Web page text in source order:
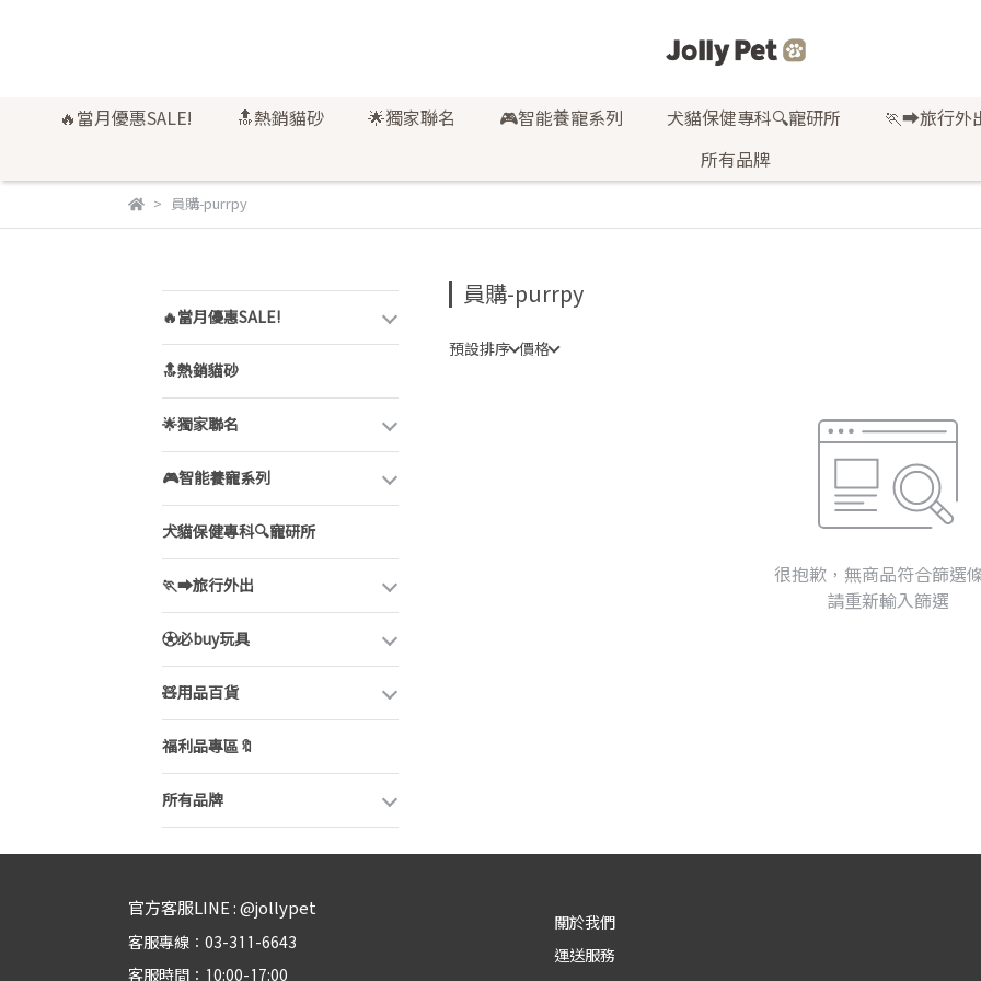
🔥當月優惠SALE! 🔝熱銷貓砂 🌟獨家聯名 🎮智能養寵系列 犬貓保健專科🔍寵研所
🏃‍➡️旅行外
所有品牌
員購-purrpy
🔥當月優惠SALE!
🔝熱銷貓砂
🌟獨家聯名
🎮智能養寵系列
犬貓保健專科🔍寵研所
🏃‍➡️旅行外出
⚽必buy玩具
🧸用品百貨
福利品專區🔖
所有品牌
員購-purrpy
預設排序 價格
很抱歉，無商品符合篩選
請重新輸入篩選
官方客服LINE : @jollypet
客服專線：03-311-6643
客服時間：10:00-17:00
關於我們
運送服務